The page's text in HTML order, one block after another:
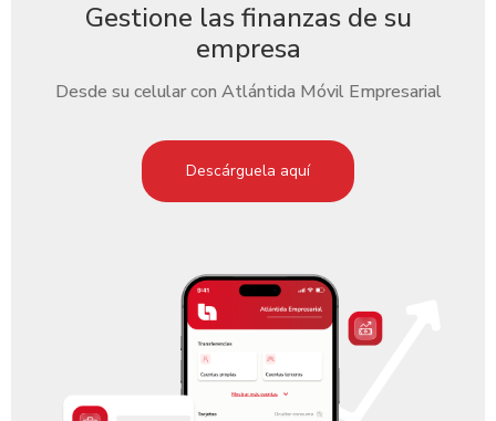
Gestione las finanzas de su
empresa
Desde su celular con Atlántida Móvil Empresarial
Descárguela aquí